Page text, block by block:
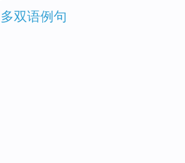
双语例句